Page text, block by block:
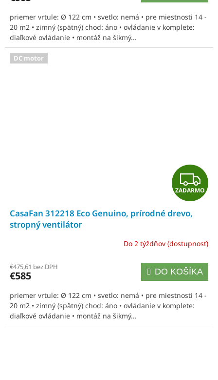
O
priemer vrtule: Ø 122 cm • svetlo: nemá • pre miestnosti 14 -
20 m2 • zimný (spätný) chod: áno • ovládanie v komplete:
diaľkové ovládanie • montáž na šikmý...
DC motor
Z
A
A
R
M
O
ZADARMO
CasaFan 312218 Eco Genuino, prírodné drevo,
stropný ventilátor
Do 2 týždňov (dostupnosť)
€475,61 bez DPH
€585 DO KOŠÍKA
priemer vrtule: Ø 122 cm • svetlo: nemá • pre miestnosti 14 -
20 m2 • zimný (spätný) chod: áno • ovládanie v komplete:
diaľkové ovládanie • montáž na šikmý...